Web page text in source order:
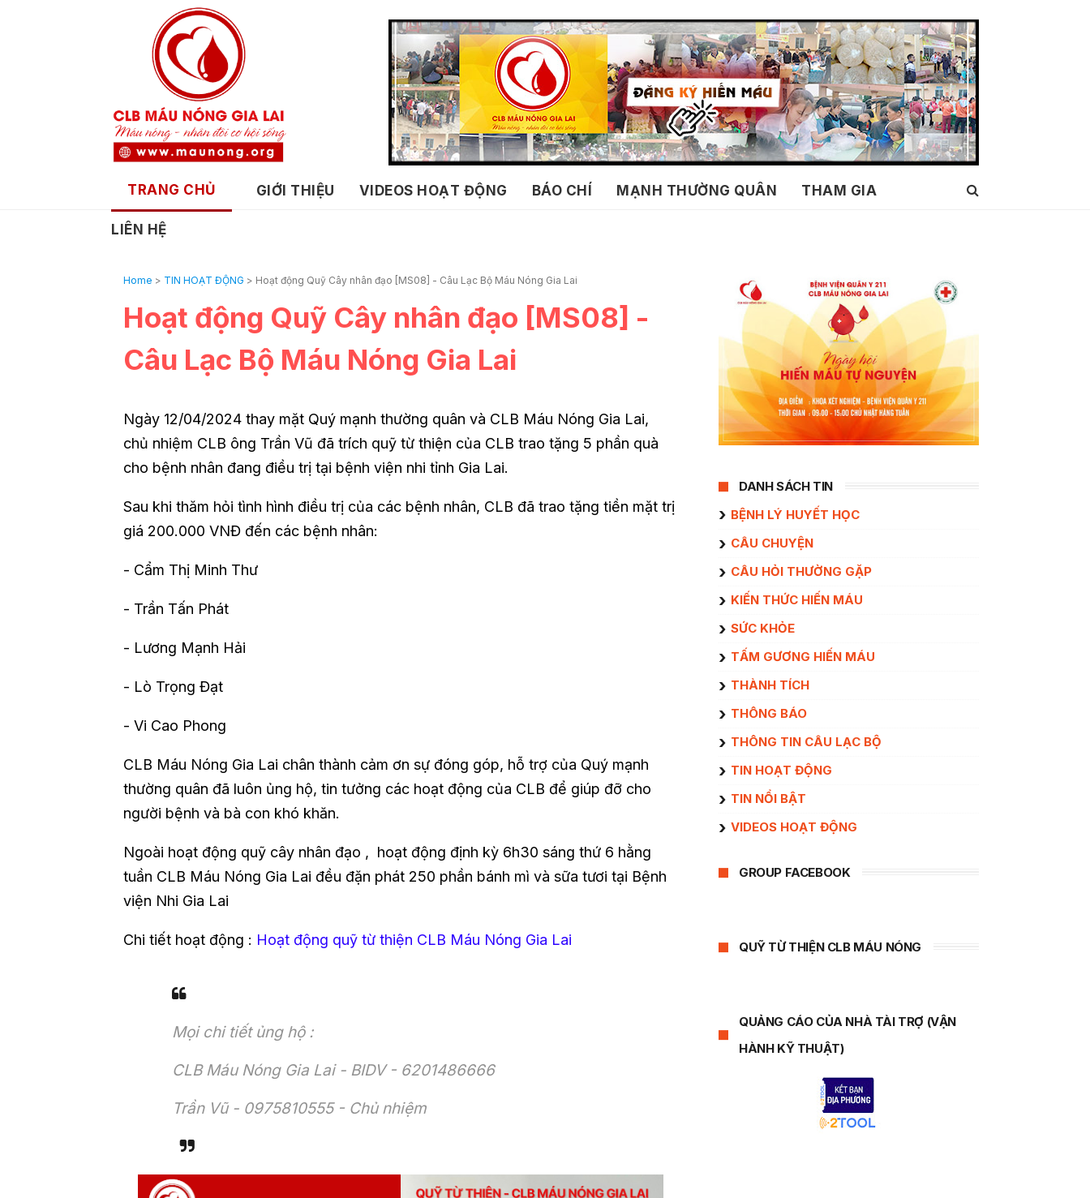
TRANG CHỦ GIỚI THIỆU VIDEOS HOẠT ĐỘNG BÁO CHÍ MẠNH THƯỜNG QUÂN THAM GIA
LIÊN HỆ
Home > TIN HOẠT ĐỘNG > Hoạt động Quỹ Cây nhân đạo [MS08] - Câu Lạc Bộ Máu Nóng Gia Lai
Hoạt động Quỹ Cây nhân đạo [MS08] -
Câu Lạc Bộ Máu Nóng Gia Lai
Ngày 12/04/2024 thay mặt Quý mạnh thường quân và CLB Máu Nóng Gia Lai,
chủ nhiệm CLB ông Trần Vũ đã trích quỹ từ thiện của CLB trao tặng 5 phần quà
cho bệnh nhân đang điều trị tại bệnh viện nhi tỉnh Gia Lai.
Sau khi thăm hỏi tình hình điều trị của các bệnh nhân, CLB đã trao tặng tiền mặt trị
giá 200.000 VNĐ đến các bệnh nhân:
- Cẩm Thị Minh Thư
- Trần Tấn Phát
- Lương Mạnh Hải
- Lò Trọng Đạt
- Vi Cao Phong
CLB Máu Nóng Gia Lai chân thành cảm ơn sự đóng góp, hỗ trợ của Quý mạnh
thường quân đã luôn ủng hộ, tin tưởng các hoạt động của CLB để giúp đỡ cho
người bệnh và bà con khó khăn.
Ngoài hoạt động quỹ cây nhân đạo , hoạt động định kỳ 6h30 sáng thứ 6 hằng
tuần CLB Máu Nóng Gia Lai đều đặn phát 250 phần bánh mì và sữa tươi tại Bệnh
viện Nhi Gia Lai
Chi tiết hoạt động : Hoạt động quỹ từ thiện CLB Máu Nóng Gia Lai
Mọi chi tiết ủng hộ :
CLB Máu Nóng Gia Lai - BIDV - 6201486666
Trần Vũ - 0975810555 - Chủ nhiệm
DANH SÁCH TIN
BỆNH LÝ HUYẾT HỌC
CÂU CHUYỆN
CÂU HỎI THƯỜNG GẶP
KIẾN THỨC HIẾN MÁU
SỨC KHỎE
TẤM GƯƠNG HIẾN MÁU
THÀNH TÍCH
THÔNG BÁO
THÔNG TIN CÂU LẠC BỘ
TIN HOẠT ĐỘNG
TIN NỔI BẬT
VIDEOS HOẠT ĐỘNG
GROUP FACEBOOK
QUỸ TỪ THIỆN CLB MÁU NÓNG
QUẢNG CÁO CỦA NHÀ TÀI TRỢ (VẬN
HÀNH KỸ THUẬT)